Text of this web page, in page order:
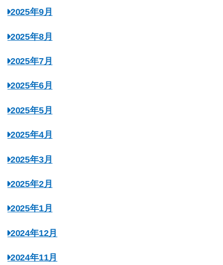
2025年9月
2025年8月
2025年7月
2025年6月
2025年5月
2025年4月
2025年3月
2025年2月
2025年1月
2024年12月
2024年11月